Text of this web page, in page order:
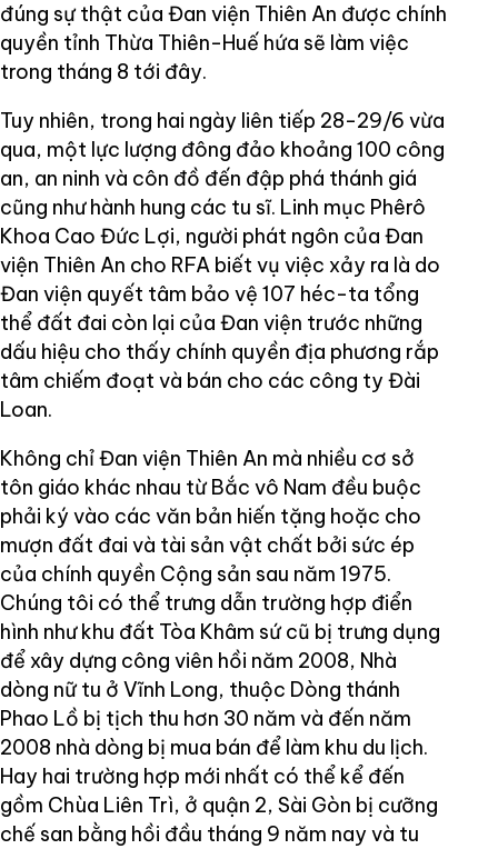
đúng sự thật của Đan viện Thiên An được chính
quyền tỉnh Thừa Thiên-Huế hứa sẽ làm việc
trong tháng 8 tới đây.
Tuy nhiên, trong hai ngày liên tiếp 28-29/6 vừa
qua, một lực lượng đông đảo khoảng 100 công
an, an ninh và côn đồ đến đập phá thánh giá
cũng như hành hung các tu sĩ. Linh mục Phêrô
Khoa Cao Đức Lợi, người phát ngôn của Đan
viện Thiên An cho RFA biết vụ việc xảy ra là do
Đan viện quyết tâm bảo vệ 107 héc-ta tổng
thể đất đai còn lại của Đan viện trước những
dấu hiệu cho thấy chính quyền địa phương rắp
tâm chiếm đoạt và bán cho các công ty Đài
Loan.
Không chỉ Đan viện Thiên An mà nhiều cơ sở
tôn giáo khác nhau từ Bắc vô Nam đều buộc
phải ký vào các văn bản hiến tặng hoặc cho
mượn đất đai và tài sản vật chất bởi sức ép
của chính quyền Cộng sản sau năm 1975.
Chúng tôi có thể trưng dẫn trường hợp điển
hình như khu đất Tòa Khâm sứ cũ bị trưng dụng
để xây dựng công viên hồi năm 2008, Nhà
dòng nữ tu ở Vĩnh Long, thuộc Dòng thánh
Phao Lồ bị tịch thu hơn 30 năm và đến năm
2008 nhà dòng bị mua bán để làm khu du lịch.
Hay hai trường hợp mới nhất có thể kể đến
gồm Chùa Liên Trì, ở quận 2, Sài Gòn bị cưỡng
chế san bằng hồi đầu tháng 9 năm nay và tu